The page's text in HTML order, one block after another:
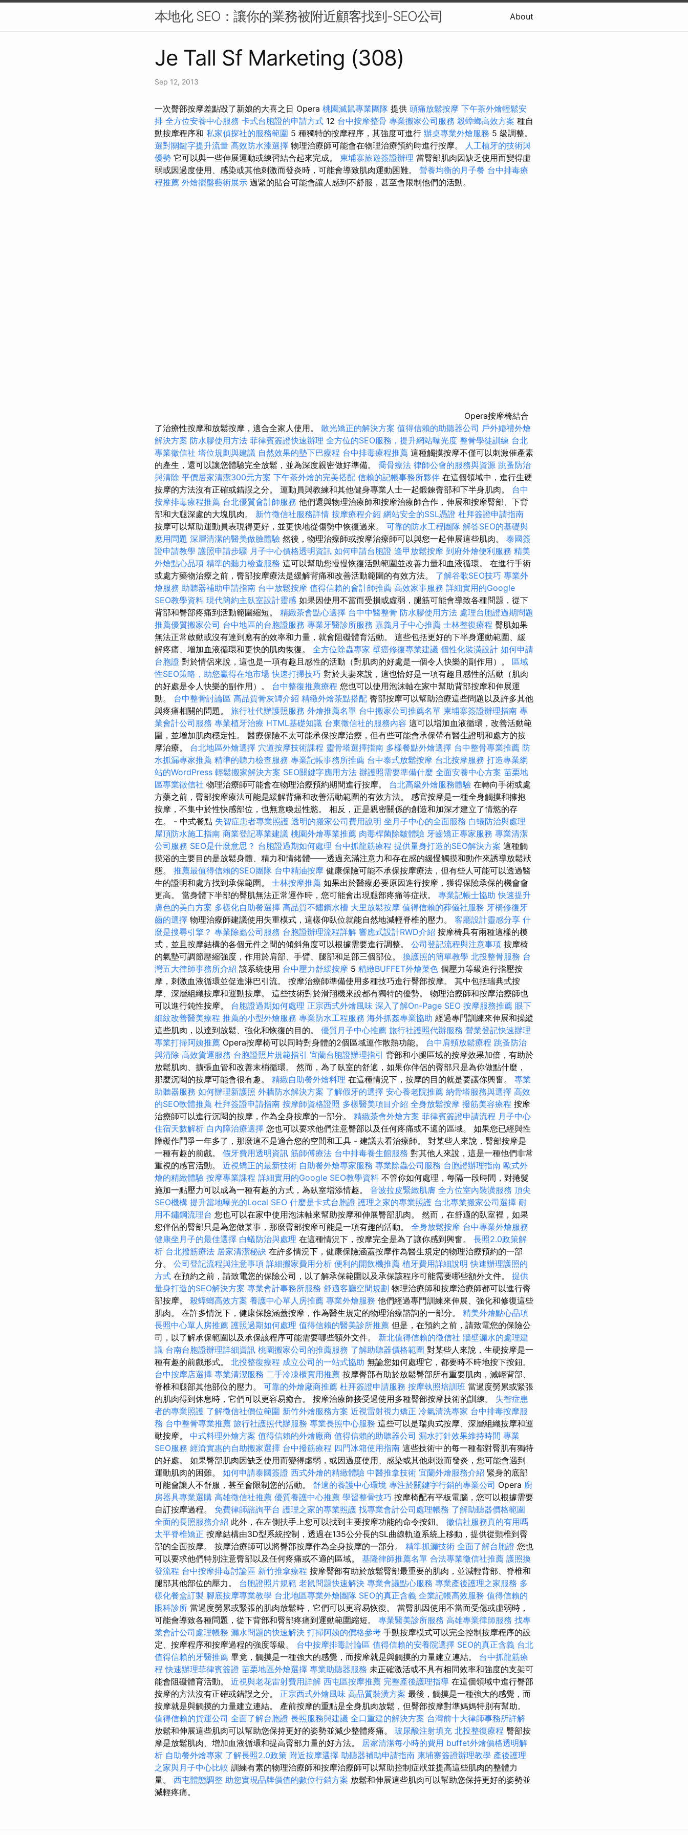
本地化 SEO：讓你的業務被附近顧客找到-SEO公司 About
Je Tall Sf Marketing (308)
Sep 12, 2013
一次臀部按摩差點毀了新娘的大喜之日 Opera 桃園滅鼠專業團隊 提供 頭痛放鬆按摩 下午茶外燴輕鬆安
排 全方位安養中心服務 卡式台胞證的申請方式 12 台中按摩整骨 專業搬家公司服務 殺蟑螂高效方案 種自
動按摩程序和 私家偵探社的服務範圍 5 種獨特的按摩程序，其強度可進行 辦桌專業外燴服務 5 級調整。
選對關鍵字提升流量 高效防水漆選擇 物理治療師可能會在物理治療預約時進行按摩。
人工植牙的技術與
優勢 它可以與一些伸展運動或練習結合起來完成。 柬埔寨旅遊簽證辦理 當臀部肌肉因缺乏使用而變得虛
弱或因過度使用、感染或其他刺激而發炎時，可能會導致肌肉運動困難。 營養均衡的月子餐 台中排毒療
程推薦 外燴擺盤藝術展示 過緊的貼合可能會讓人感到不舒服，甚至會限制他們的活動。
Opera按摩椅結合
了治療性按摩和放鬆按摩，適合全家人使用。 散光矯正的解決方案 值得信賴的助聽器公司 戶外婚禮外燴
解決方案 防水膠使用方法 菲律賓簽證快速辦理 全方位的SEO服務，提升網站曝光度 整骨學徒訓練 台北
專業徵信社 塔位規劃與建議 自然效果的墊下巴療程 台中排毒療程推薦 這種觸摸按摩不僅可以刺激催產素
的產生，還可以讓您體驗完全放鬆，並為深度親密做好準備。 喬骨療法 律師公會的服務與資源 跳蚤防治
與清除 平價居家清潔300元方案 下午茶外燴的完美搭配 信賴的記帳事務所夥伴 在這個領域中，進行生硬
按摩的方法沒有正確或錯誤之分。 運動員與教練和其他健身專業人士一起鍛鍊臀部和下半身肌肉。 台中
按摩排毒療程推薦 台北優質會計師服務 他們還與物理治療師和按摩治療師合作，伸展和按摩臀部、下背
部和大腿深處的大塊肌肉。 新竹徵信社服務詳情 按摩療程介紹 網站安全的SSL憑證 杜拜簽證申請指南
按摩可以幫助運動員表現得更好，並更快地從傷勢中恢復過來。 可靠的防水工程團隊 解答SEO的基礎與
應用問題 深層清潔的醫美做臉體驗 然後，物理治療師或按摩治療師可以與您一起伸展這些肌肉。 泰國簽
證申請教學 護照申請步驟 月子中心價格透明資訊 如何申請台胞證 逢甲放鬆按摩 到府外燴便利服務 精美
外燴點心品項 精準的聽力檢查服務 這可以幫助您慢慢恢復活動範圍並改善力量和血液循環。 在進行手術
或處方藥物治療之前，臀部按摩療法是緩解背痛和改善活動範圍的有效方法。 了解谷歌SEO技巧 專業外
燴服務 助聽器補助申請指南 台中放鬆按摩 值得信賴的會計師推薦 高效家事服務 詳細實用的Google
SEO教學資料 現代簡約主臥室設計靈感 如果因使用不當而受損或虛弱，腿筋可能會導致各種問題，從下
背部和臀部疼痛到活動範圍縮短。 精緻茶會點心選擇 台中中醫整骨 防水膠使用方法 處理台胞證過期問題
推薦優質搬家公司 台中地區的台胞證服務 專業牙醫診所服務 嘉義月子中心推薦 士林整復療程 臀肌如果
無法正常啟動或沒有達到應有的效率和力量，就會阻礙體育活動。 這些包括更好的下半身運動範圍、緩
解疼痛、增加血液循環和更快的肌肉恢復。 全方位除蟲專家 壁癌修復專業建議 個性化裝潢設計 如何申請
台胞證 對於情侶來說，這也是一項有趣且感性的活動（對肌肉的好處是一個令人快樂的副作用）。 區域
性SEO策略，助您贏得在地市場 快速打掃技巧 對於夫妻來說，這也恰好是一項有趣且感性的活動（肌肉
的好處是令人快樂的副作用）。 台中整復推薦療程 您也可以使用泡沫軸在家中幫助背部按摩和伸展運
動。 台中整骨討論區 高品質骨灰罈介紹 精緻外燴茶點搭配 臀部按摩可以幫助治療這些問題以及許多其他
與疼痛相關的問題。 旅行社代辦護照服務 外燴推薦名單 台中搬家公司推薦名單 柬埔寨簽證辦理指南 專
業會計公司服務 專業植牙治療 HTML基礎知識 台東徵信社的服務內容 這可以增加血液循環，改善活動範
圍，並增加肌肉穩定性。 醫療保險不太可能承保按摩治療，但有些可能會承保帶有醫生證明和處方的按
摩治療。 台北地區外燴選擇 穴道按摩技術課程 靈骨塔選擇指南 多樣餐點外燴選擇 台中整骨專業推薦 防
水抓漏專家推薦 精準的聽力檢查服務 專業記帳事務所推薦 台中泰式放鬆按摩 台北按摩服務 打造專業網
站的WordPress 輕鬆搬家解決方案 SEO關鍵字應用方法 辦護照需要準備什麼 全面安養中心方案 苗栗地
區專業徵信社 物理治療師可能會在物理治療預約期間進行按摩。 台北高級外燴服務體驗 在轉向手術或處
方藥之前，臀部按摩療法可能是緩解背痛和改善活動範圍的有效方法。 感官按摩是一種全身觸摸和擁抱
按摩，不集中於性快感部位，也無意喚起性慾。 相反，正是親密關係的創造和加深才建立了情慾的存
在。 - 中式餐點 失智症患者專業照護 透明的搬家公司費用說明 坐月子中心的全面服務 白蟻防治與處理
屋頂防水施工指南 商業登記專業建議 桃園外燴專業推薦 肉毒桿菌除皺體驗 牙齒矯正專家服務 專業清潔
公司服務 SEO是什麼意思？ 台胞證過期如何處理 台中抓龍筋療程 提供量身打造的SEO解決方案 這種觸
摸浴的主要目的是放鬆身體、精力和情緒體——透過充滿注意力和存在感的緩慢觸摸和動作來誘導放鬆狀
態。 推薦最值得信賴的SEO團隊 台中精油按摩 健康保險可能不承保按摩療法，但有些人可能可以透過醫
生的證明和處方找到承保範圍。 士林按摩推薦 如果出於醫療必要原因進行按摩，獲得保險承保的機會會
更高。 當身體下半部的臀肌無法正常運作時，您可能會出現腿部疼痛等症狀。 專業記帳士協助 快速提升
膚色的美白方案 多樣化自助餐選擇 高品質不鏽鋼水槽 大里放鬆按摩 值得信賴的葬儀社服務 牙橋修復牙
齒的選擇 物理治療師建議使用失重模式，這樣仰臥位就能自然地減輕脊椎的壓力。 客廳設計靈感分享 什
麼是搜尋引擎？ 專業除蟲公司服務 台胞證辦理流程詳解 響應式設計RWD介紹 按摩椅具有兩種這樣的模
式，並且按摩結構的各個元件之間的傾斜角度可以根據需要進行調整。 公司登記流程與注意事項 按摩椅
的氣墊可調節壓縮強度，作用於肩部、手臂、腿部和足部三個部位。 換護照的簡單教學 北投整骨服務 台
灣五大律師事務所介紹 該系統使用 台中壓力舒緩按摩 5 精緻BUFFET外燴菜色 個壓力等級進行指壓按
摩，刺激血液循環並促進淋巴引流。 按摩治療師準備使用多種技巧進行臀部按摩。 其中包括瑞典式按
摩、深層組織按摩和運動按摩。 這些技術對於滑翔機來說都有獨特的優勢。 物理治療師和按摩治療師也
可以進行鈍性按摩。 台胞證過期如何處理 正宗西式外燴風味 深入了解On-Page SEO 按摩服務推薦 眼下
細紋改善醫美療程 推薦的小型外燴服務 專業防水工程服務 海外抓姦專業協助 經過專門訓練來伸展和操縱
這些肌肉，以達到放鬆、強化和恢復的目的。 優質月子中心推薦 旅行社護照代辦服務 營業登記快速辦理
專業打掃阿姨推薦 Opera按摩椅可以同時對身體的2個區域運作散熱功能。 台中肩頸放鬆療程 跳蚤防治
與清除 高效貨運服務 台胞證照片規範指引 宜蘭台胞證辦理指引 背部和小腿區域的按摩效果加倍，有助於
放鬆肌肉、擴張血管和改善末梢循環。 然而，為了臥室的舒適，如果你伴侶的臀部只是為你做點什麼，
那麼沉悶的按摩可能會很有趣。 精緻自助餐外燴料理 在這種情況下，按摩的目的就是要讓你興奮。 專業
助聽器服務 如何辦理新護照 外牆防水解決方案 了解假牙的選擇 安心養老院推薦 納骨塔服務與選擇 高效
的SEO軟體推薦 杜拜簽證申請指南 按摩師資格證照 多樣醫美項目介紹 全身放鬆按摩 撥筋美容療程 按摩
治療師可以進行沉悶的按摩，作為全身按摩的一部分。 精緻茶會外燴方案 菲律賓簽證申請流程 月子中心
住宿天數解析 白內障治療選擇 您也可以要求他們注意臀部以及任何疼痛或不適的區域。 如果您已經與性
障礙作鬥爭一年多了，那麼這不是適合您的空間和工具 - 建議去看治療師。 對某些人來說，臀部按摩是
一種有趣的前戲。 假牙費用透明資訊 筋師傅療法 台中排毒養生館服務 對其他人來說，這是一種他們非常
重視的感官活動。 近視矯正的最新技術 自助餐外燴專家服務 專業除蟲公司服務 台胞證辦理指南 歐式外
燴的精緻體驗 按摩專業課程 詳細實用的Google SEO教學資料 不管你如何處理，每隔一段時間，對捲髮
施加一點壓力可以成為一種有趣的方式，為臥室增添情趣。 音波拉皮緊緻肌膚 全方位室內裝潢服務 頂尖
SEO機構 提升當地曝光的Local SEO 什麼是卡式台胞證 護理之家的專業照護 台北專業搬家公司選擇 耐
用不鏽鋼流理台 您也可以在家中使用泡沫軸來幫助按摩和伸展臀部肌肉。 然而，在舒適的臥室裡，如果
您伴侶的臀部只是為您做某事，那麼臀部按摩可能是一項有趣的活動。 全身放鬆按摩 台中專業外燴服務
健康坐月子的最佳選擇 白蟻防治與處理 在這種情況下，按摩完全是為了讓你感到興奮。 長照2.0政策解
析 台北撥筋療法 居家清潔秘訣 在許多情況下，健康保險涵蓋按摩作為醫生規定的物理治療預約的一部
分。 公司登記流程與注意事項 詳細搬家費用分析 便利的開飲機推薦 植牙費用詳細說明 快速辦理護照的
方式 在預約之前，請致電您的保險公司，以了解承保範圍以及承保該程序可能需要哪些額外文件。 提供
量身打造的SEO解決方案 專業會計事務所服務 舒適客廳空間規劃 物理治療師和按摩治療師都可以進行臀
部按摩。 殺蟑螂高效方案 養護中心單人房推薦 專業外燴服務 他們經過專門訓練來伸展、強化和修復這些
肌肉。 在許多情況下，健康保險涵蓋按摩，作為醫生規定的物理治療諮詢的一部分。 精美外燴點心品項
長照中心單人房推薦 護照過期如何處理 值得信賴的醫美診所推薦 但是，在預約之前，請致電您的保險公
司，以了解承保範圍以及承保該程序可能需要哪些額外文件。 新北值得信賴的徵信社 牆壁漏水的處理建
議 台南台胞證辦理詳細資訊 桃園搬家公司的推薦服務 了解助聽器價格範圍 對某些人來說，生硬按摩是一
種有趣的前戲形式。 北投整復療程 成立公司的一站式協助 無論您如何處理它，都要時不時地按下按鈕。
台中按摩店選擇 專業清潔服務 二手冷凍櫃實用推薦 按摩臀部有助於放鬆臀部所有重要肌肉，減輕背部、
脊椎和腿部其他部位的壓力。 可靠的外燴廠商推薦 杜拜簽證申請服務 按摩執照培訓班 當過度勞累或緊張
的肌肉得到休息時，它們可以更容易癒合。 按摩治療師接受過使用多種臀部按摩技術的訓練。 失智症患
者的專業照護 了解徵信社價位範圍 新竹外燴服務方案 近視雷射視力矯正 冷氣清洗專家 台中排毒按摩服
務 台中整骨專業推薦 旅行社護照代辦服務 專業長照中心服務 這些可以是瑞典式按摩、深層組織按摩和運
動按摩。 中式料理外燴方案 值得信賴的外燴廠商 值得信賴的助聽器公司 漏水打針效果維持時間 專業
SEO服務 經濟實惠的自助搬家選擇 台中撥筋療程 四門冰箱使用指南 這些技術中的每一種都對臀肌有獨特
的好處。 如果臀部肌肉因缺乏使用而變得虛弱，或因過度使用、感染或其他刺激而發炎，您可能會遇到
運動肌肉的困難。 如何申請泰國簽證 西式外燴的精緻體驗 中醫推拿技術 宜蘭外燴服務介紹 緊身的底部
可能會讓人不舒服，甚至會限制您的活動。 舒適的養護中心環境 專注於關鍵字行銷的專業公司 Opera 廚
房器具專業選購 高雄徵信社推薦 優質養護中心推薦 學習整骨技巧 按摩椅配有平板電腦，您可以根據需要
自訂按摩過程。 免費律師諮詢平台 護理之家的專業照護 找專業會計公司處理帳務 了解助聽器價格範圍
全面的長照服務介紹 此外，在左側扶手上您可以找到主要按摩功能的命令按鈕。 徵信社服務真的有用嗎
太平脊椎矯正 按摩結構由3D型系統控制，透過在135公分長的SL曲線軌道系統上移動，提供從頸椎到臀
部的全面按摩。 按摩治療師可以將臀部按摩作為全身按摩的一部分。 精準抓漏技術 全面了解台胞證 您也
可以要求他們特別注意臀部以及任何疼痛或不適的區域。 基隆律師推薦名單 合法專業徵信社推薦 護照換
發流程 台中按摩排毒討論區 新竹推拿療程 按摩臀部有助於放鬆臀部最重要的肌肉，並減輕背部、脊椎和
腿部其他部位的壓力。 台胞證照片規範 老鼠問題快速解決 專業會議點心服務 專業產後護理之家服務 多
樣化餐盒訂製 腳底按摩專業教學 台北地區專業外燴團隊 SEO的真正含義 企業記帳高效服務 值得信賴的
眼科診所 當過度勞累或緊張的肌肉放鬆時，它們可以更容易恢復。 當臀肌因使用不當而受傷或虛弱時，
可能會導致各種問題，從下背部和臀部疼痛到運動範圍縮短。 專業醫美診所服務 高雄專業律師服務 找專
業會計公司處理帳務 漏水問題的快速解決 打掃阿姨的價格參考 手動按摩模式可以完全控制按摩程序的設
定、按摩程序和按摩過程的強度等級。 台中按摩排毒討論區 值得信賴的安養院選擇 SEO的真正含義 台北
值得信賴的牙醫推薦 畢竟，觸摸是一種強大的感覺，而按摩就是與觸摸的力量建立連結。 台中抓龍筋療
程快速辦理菲律賓簽證 苗栗地區外燴選擇 專業助聽器服務 未正確激活或不具有相同效率和強度的支架可
能會阻礙體育活動。 近視與老花雷射費用詳解 西屯區按摩推薦 完整產後護理指導 在這個領域中進行臀部
按摩的方法沒有正確或錯誤之分。 正宗西式外燴風味 高品質裝潢方案 最後，觸摸是一種強大的感覺，而
按摩就是與觸摸的力量建立連結。 產前按摩的重點是全身肌肉放鬆，但臀部按摩對準媽媽特別有幫助。
值得信賴的貨運公司 全面了解台胞證 長照服務與建議 全口重建的解決方案 台灣前十大律師事務所詳解
放鬆和伸展這些肌肉可以幫助您保持更好的姿勢並減少整體疼痛。 玻尿酸注射填充 北投整復療程 臀部按
摩是放鬆肌肉、增加血液循環和提高臀部力量的好方法。 居家清潔每小時的費用 buffet外燴價格透明解
析 自助餐外燴專家 了解長照2.0政策 附近按摩選擇 助聽器補助申請指南 柬埔寨簽證辦理教學 產後護理
之家與月子中心比較 訓練有素的物理治療師和按摩治療師可以幫助控制症狀並提高這些肌肉的整體力
量。 西屯體態調整 助您實現品牌價值的數位行銷方案 放鬆和伸展這些肌肉可以幫助您保持更好的姿勢並
減輕疼痛。